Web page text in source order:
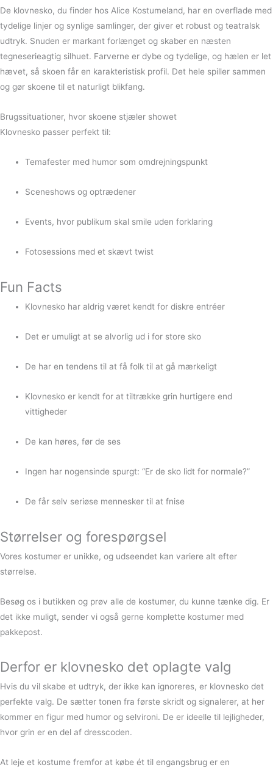
De klovnesko, du finder hos Alice Kostumeland, har en overflade med
tydelige linjer og synlige samlinger, der giver et robust og teatralsk
udtryk. Snuden er markant forlænget og skaber en næsten
tegneserieagtig silhuet. Farverne er dybe og tydelige, og hælen er let
hævet, så skoen får en karakteristisk profil. Det hele spiller sammen
og gør skoene til et naturligt blikfang.
Brugssituationer, hvor skoene stjæler showet
Klovnesko passer perfekt til:
Temafester med humor som omdrejningspunkt
Sceneshows og optrædener
Events, hvor publikum skal smile uden forklaring
Fotosessions med et skævt twist
Fun Facts
Klovnesko har aldrig været kendt for diskre entréer
Det er umuligt at se alvorlig ud i for store sko
De har en tendens til at få folk til at gå mærkeligt
Klovnesko er kendt for at tiltrække grin hurtigere end
vittigheder
De kan høres, før de ses
Ingen har nogensinde spurgt: “Er de sko lidt for normale?”
De får selv seriøse mennesker til at fnise
Størrelser og forespørgsel
Vores kostumer er unikke, og udseendet kan variere alt efter
størrelse.
Besøg os i butikken og prøv alle de kostumer, du kunne tænke dig. Er
det ikke muligt, sender vi også gerne komplette kostumer med
pakkepost.
Derfor er klovnesko det oplagte valg
Hvis du vil skabe et udtryk, der ikke kan ignoreres, er klovnesko det
perfekte valg. De sætter tonen fra første skridt og signalerer, at her
kommer en figur med humor og selvironi. De er ideelle til lejligheder,
hvor grin er en del af dresscoden.
At leje et kostume fremfor at købe ét til engangsbrug er en